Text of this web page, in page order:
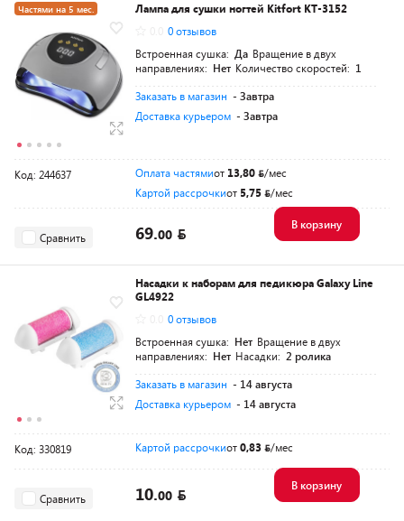
Частями на 5 мес.
Лампа для сушки ногтей Kitfort КТ-3152
0 отзывов
Встроенная сушка: Да Вращение в двух
направлениях: Нет Количество скоростей: 1
Заказать в магазин - Завтра
Доставка курьером - Завтра
Код: 244637 Оплата частямиот 13,80
/мес
Картой рассрочкиот 5,75 /мес
Сравнить 69.00
В корзину
Насадки к наборам для педикюра Galaxy Line
GL4922
0 отзывов
Встроенная сушка: Нет Вращение в двух
направлениях: Нет Насадки: 2 ролика
Заказать в магазин - 14 августа
Доставка курьером - 14 августа
Код: 330819 Картой рассрочкиот0,83 /мес
Сравнить 10.00
В корзину